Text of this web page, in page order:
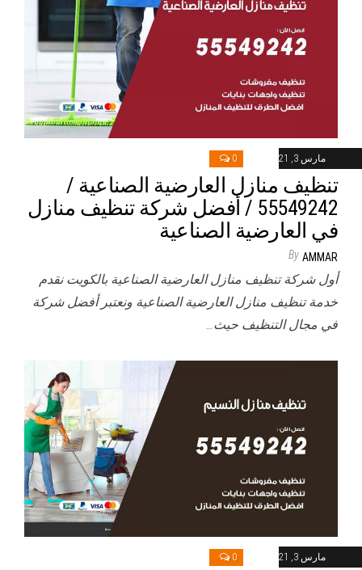
مارس 3, 2021 0
تنظيف منازل العارضية الصناعية /
55549242 / أفضل شركة تنظيف منازل
في العارضية الصناعية
By AMMAR
أول شركة تنظيف منازل العارضية الصناعية بالكويت نقدم
خدمة تنظيف منازل العارضية الصناعية ونعتبر أفضل شركة
في مجال التنظيف حيث…
مارس 3, 2021 0